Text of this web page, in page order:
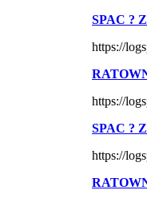
SPAC ?
https://
https://
SPAC ?
https://